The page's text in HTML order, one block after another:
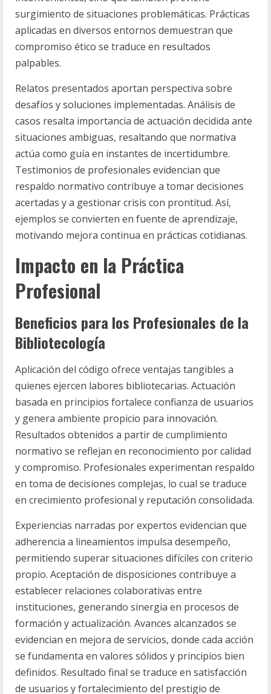
surgimiento de situaciones problemáticas. Prácticas
aplicadas en diversos entornos demuestran que
compromiso ético se traduce en resultados
palpables.
Relatos presentados aportan perspectiva sobre
desafíos y soluciones implementadas. Análisis de
casos resalta importancia de actuación decidida ante
situaciones ambiguas, resaltando que normativa
actúa como guía en instantes de incertidumbre.
Testimonios de profesionales evidencian que
respaldo normativo contribuye a tomar decisiones
acertadas y a gestionar crisis con prontitud. Así,
ejemplos se convierten en fuente de aprendizaje,
motivando mejora continua en prácticas cotidianas.
Impacto en la Práctica
Profesional
Beneficios para los Profesionales de la
Bibliotecología
Aplicación del código ofrece ventajas tangibles a
quienes ejercen labores bibliotecarias. Actuación
basada en principios fortalece confianza de usuarios
y genera ambiente propicio para innovación.
Resultados obtenidos a partir de cumplimiento
normativo se reflejan en reconocimiento por calidad
y compromiso. Profesionales experimentan respaldo
en toma de decisiones complejas, lo cual se traduce
en crecimiento profesional y reputación consolidada.
Experiencias narradas por expertos evidencian que
adherencia a lineamientos impulsa desempeño,
permitiendo superar situaciones difíciles con criterio
propio. Aceptación de disposiciones contribuye a
establecer relaciones colaborativas entre
instituciones, generando sinergia en procesos de
formación y actualización. Avances alcanzados se
evidencian en mejora de servicios, donde cada acción
se fundamenta en valores sólidos y principios bien
definidos. Resultado final se traduce en satisfacción
de usuarios y fortalecimiento del prestigio de